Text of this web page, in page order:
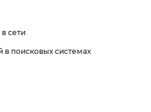
сети
в поисковых системах